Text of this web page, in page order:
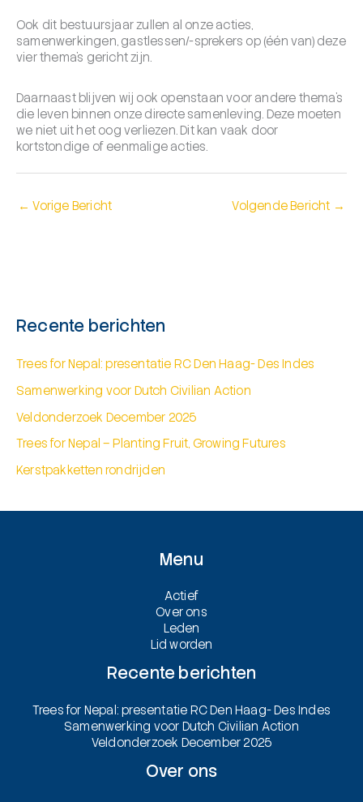
Ook dit bestuursjaar zullen al onze acties,
samenwerkingen, gastlessen/-sprekers op (één van) deze
vier thema’s gericht zijn.
Daarnaast blijven wij ook openstaan voor andere thema’s
die leven binnen onze directe samenleving. Deze moeten
we niet uit het oog verliezen. Dit kan vaak door
kortstondige of eenmalige acties.
← Vorige Bericht Volgende Bericht →
Recente berichten
Trees for Nepal: presentatie RC Den Haag- Des Indes
Samenwerking voor Dutch Civilian Action
Veldonderzoek December 2025
Trees for Nepal – Planting Fruit, Growing Futures
Kerstpakketten rondrijden
Menu
Actief
Over ons
Leden
Lid worden
Recente berichten
Trees for Nepal: presentatie RC Den Haag- Des Indes
Samenwerking voor Dutch Civilian Action
Veldonderzoek December 2025
Over ons